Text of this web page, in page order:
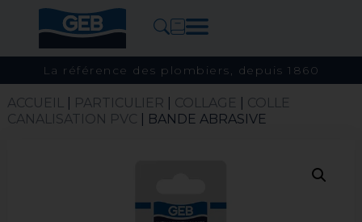
La référence des plombiers, depuis 1860
ACCUEIL| PARTICULIER COLLAGE
COLLE
CANALISATION PVC | BANDE ABRASIVE